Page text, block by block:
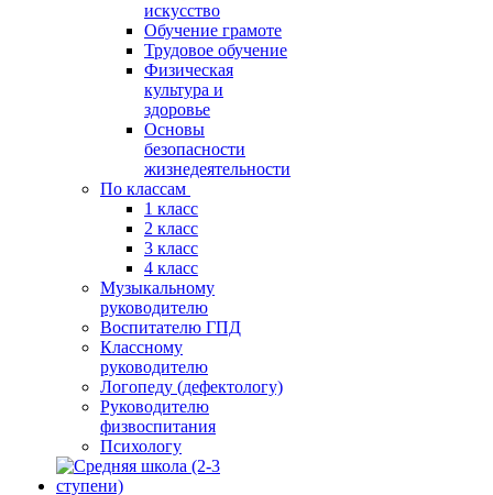
искусство
Обучение грамоте
Трудовое обучение
Физическая
культура и
здоровье
Основы
безопасности
жизнедеятельности
По классам
1 класс
2 класс
3 класс
4 класс
Музыкальному
руководителю
Воспитателю ГПД
Классному
руководителю
Логопеду (дефектологу)
Руководителю
физвоспитания
Психологу